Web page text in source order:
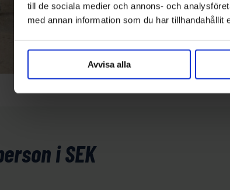
till de sociala medier och annons- och
med annan information som du har
Avvisa alla
i SEK